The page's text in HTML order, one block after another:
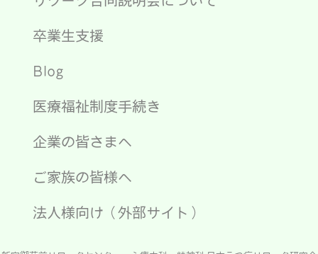
卒業生支援
Blog
医療福祉制度手続き
企業の皆さまへ
ご家族の皆様へ
法人様向け（外部サイト）